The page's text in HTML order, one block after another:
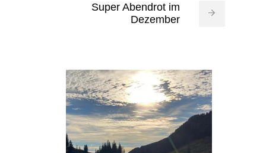
Super Abendrot im
Dezember